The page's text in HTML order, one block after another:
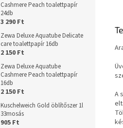
Cashmere Peach toalettpapír
24db
3 290 Ft
Zewa Deluxe Aquatube Delicate
care toalettpapír 16db
2 150 Ft
Zewa Deluxe Aquatube
Cashmere Peach toalettpapír
16db
2 150 Ft
Kuschelweich Gold öblítőszer 1l
33mosás
905 Ft
A